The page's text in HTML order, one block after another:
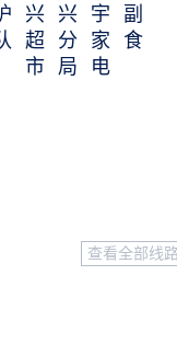
兴
超
市
兴
分
局
宇
家
电
副
食
查看全部线